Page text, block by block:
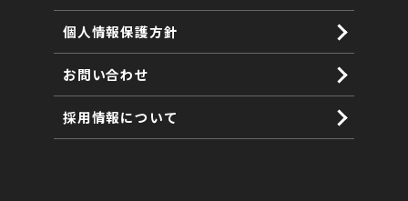
・CSRについて
・水性FRPトップ
・ヴィナール KC-682
・その他の取り扱い製品
個人情報保護方針
お問い合わせ
採用情報について